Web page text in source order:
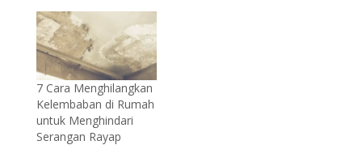
7 Cara Menghilangkan
Kelembaban di Rumah
untuk Menghindari
Serangan Rayap